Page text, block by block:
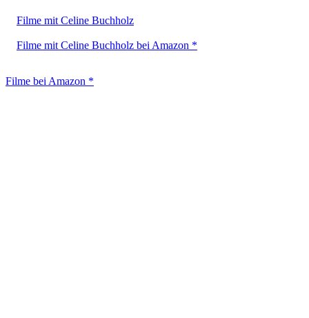
Filme mit Celine Buchholz
Filme mit Celine Buchholz bei Amazon *
Filme bei Amazon *